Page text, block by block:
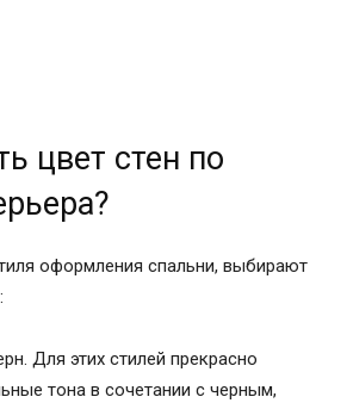
цвет стен по
оформления спальни, выбирают
Для этих стилей прекрасно
тона в сочетании с черным,